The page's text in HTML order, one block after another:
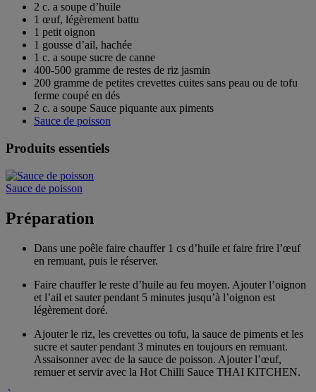
2 c. a soupe d’huile
1 œuf, légèrement battu
1 petit oignon
1 gousse d’ail, hachée
1 c. a soupe sucre de canne
400-500 gramme de restes de riz jasmin
200 gramme de petites crevettes cuites sans peau ou de tofu
ferme coupé en dés
2 c. a soupe Sauce piquante aux piments
Sauce de poisson
Produits essentiels
Sauce de poisson
Préparation
Dans une poêle faire chauffer 1 cs d’huile et faire frire l’œuf
en remuant, puis le réserver.
Faire chauffer le reste d’huile au feu moyen. Ajouter l’oignon
et l’ail et sauter pendant 5 minutes jusqu’à l’oignon est
légèrement doré.
Ajouter le riz, les crevettes ou tofu, la sauce de piments et les
sucre et sauter pendant 3 minutes en toujours en remuant.
Assaisonner avec de la sauce de poisson. Ajouter l’œuf,
remuer et servir avec la Hot Chilli Sauce THAI KITCHEN.